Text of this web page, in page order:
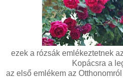
ezek a rózsák emlékeztetnek
Kopácsra a
az első emlékem az